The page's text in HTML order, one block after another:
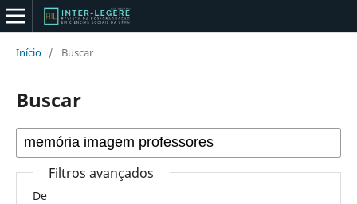
Início / Buscar
Buscar
Filtros avançados
De